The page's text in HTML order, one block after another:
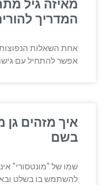
מאיזה גיל
המדריך
אחת השאלות הנפוצות
אפשר להתחיל עם
איך מזהים גן
בשם
שמו של "מונטסורי"
להשתמש בו בשלט